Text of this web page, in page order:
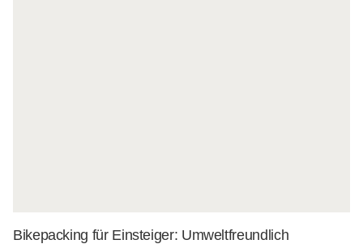
Bikepacking für Einsteiger: Umweltfreundlich